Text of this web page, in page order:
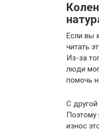
Если вы
читать
Из-за
люди
помочь
С
Поэтому
износ